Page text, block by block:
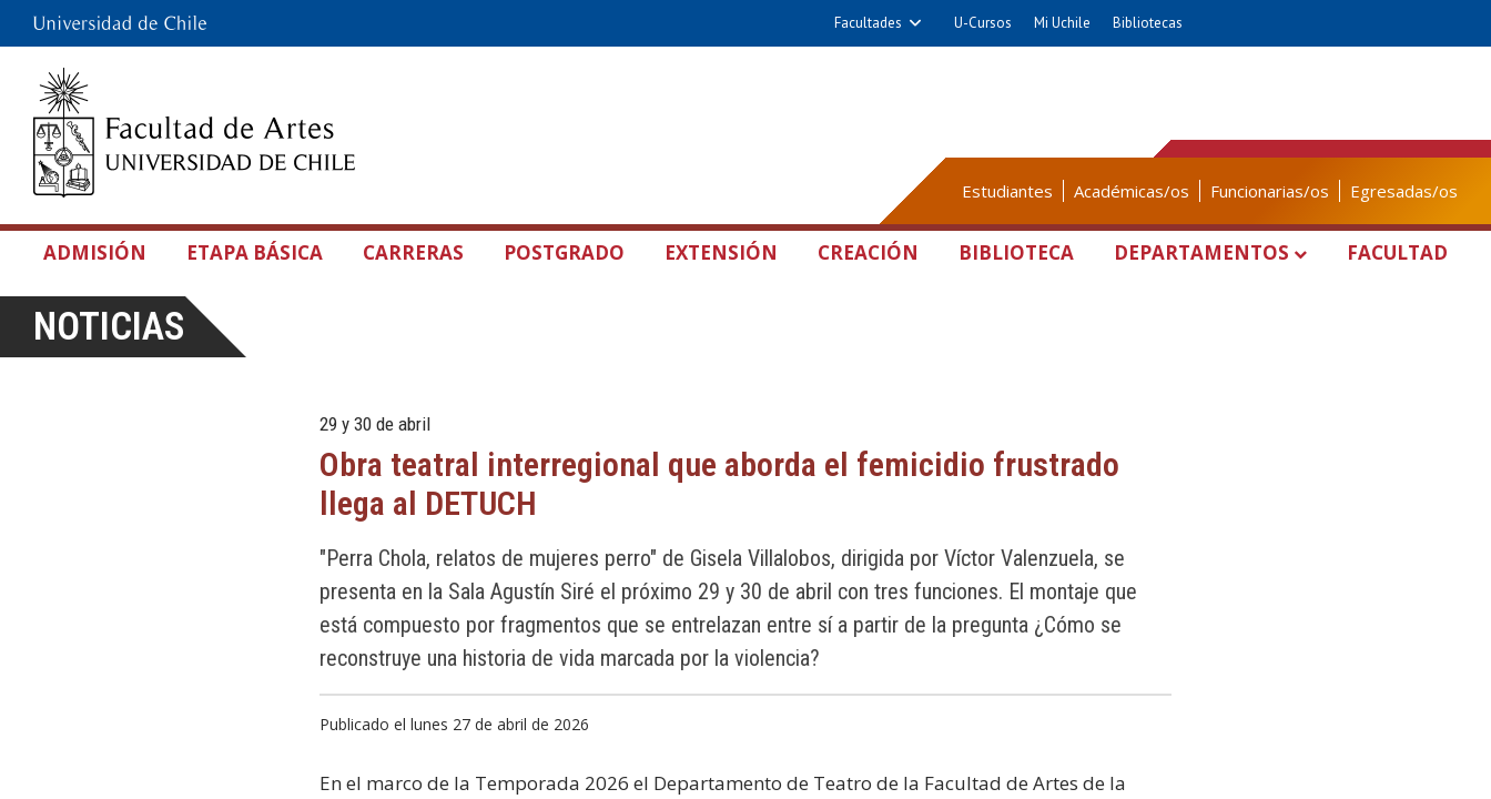
Facultades U-Cursos Mi Uchile Bibliotecas
Estudiantes Académicas/os Funcionarias/os Egresadas/os
ADMISIÓN ETAPA BÁSICA CARRERAS POSTGRADO EXTENSIÓN CREACIÓN BIBLIOTECA DEPARTAMENTOS FACULTAD
NOTICIAS
29 y 30 de abril
Obra teatral interregional que aborda el femicidio frustrado
llega al DETUCH
"Perra Chola, relatos de mujeres perro" de Gisela Villalobos, dirigida por Víctor Valenzuela, se
presenta en la Sala Agustín Siré el próximo 29 y 30 de abril con tres funciones. El montaje que
está compuesto por fragmentos que se entrelazan entre sí a partir de la pregunta ¿Cómo se
reconstruye una historia de vida marcada por la violencia?
Publicado el lunes 27 de abril de 2026
En el marco de la Temporada 2026 el Departamento de Teatro de la Facultad de Artes de la